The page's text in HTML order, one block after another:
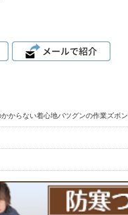
からない着心地バツグンの作業ズボン